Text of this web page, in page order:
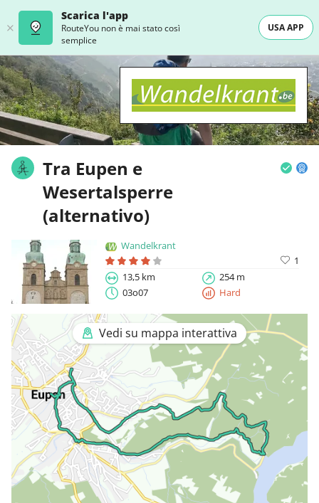
Scarica l'app
RouteYou non è mai stato così
semplice
USA APP
Tra Eupen e
Wesertalsperre
(alternativo)
Wandelkrant
1
13,5 km
254 m
03o07
Hard
Vedi su mappa interattiva